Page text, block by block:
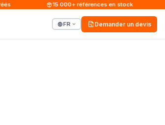
15 000+ références en stock
FR Demander un devis